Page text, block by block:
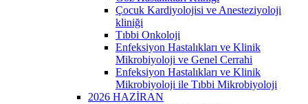
Çocuk Kardiyolojisi ve Anesteziyoloji
kliniği
Tıbbi Onkoloji
Enfeksiyon Hastalıkları ve Klinik
Mikrobiyoloji ve Genel Cerrahi
Enfeksiyon Hastalıkları ve Klinik
Mikrobiyoloji ile Tıbbi Mikrobiyoloji
2026 HAZİRAN